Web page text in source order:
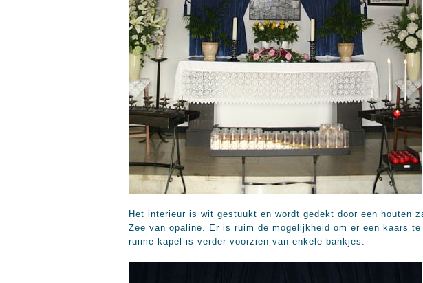
Het interieur is wit gestuukt en wordt gedekt door een houten
Zee van opaline. Er is ruim de mogelijkheid om er een kaars
ruime kapel is verder voorzien van enkele bankjes.